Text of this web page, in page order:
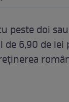
peste doi
de 6,90 de lei